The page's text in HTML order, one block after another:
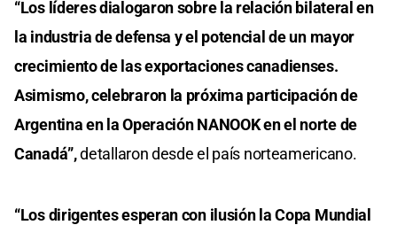
“Los líderes dialogaron sobre la relación bilateral en
la industria de defensa y el potencial de un mayor
crecimiento de las exportaciones canadienses.
Asimismo, celebraron la próxima participación de
Argentina en la Operación NANOOK en el norte de
Canadá”,detallaron desde el país norteamericano.
“Los dirigentes esperan con ilusión la Copa Mundial